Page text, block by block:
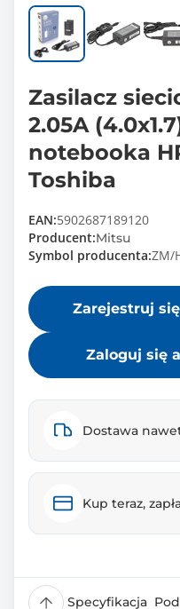
Zasilacz
2.05A
notebooka
Toshiba
EAN:5902687189120
Producent:Mitsu
Symbol producenta:ZM/
Zarejestruj
Zaloguj się
Dostawa
Kup teraz,
Specyfikacja